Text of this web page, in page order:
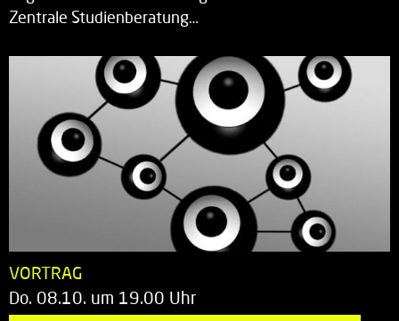
Zentrale Studienberatung…
VORTRAG
Do. 08.10. um 19.00 Uhr